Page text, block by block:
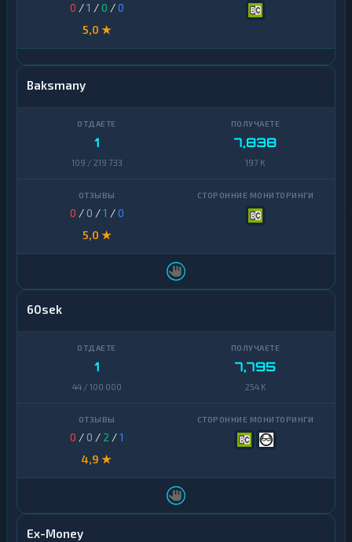
0 /1 /0 /0
5,0 ★
Baksmany
1
109 / 219 733
7,838
197 K
0 / 0 /1 /0
5,0 ★
60sek
1
44 / 100 000
7,795
254 K
0 / 0 / 2 /1
4,9 ★
Ex-Money